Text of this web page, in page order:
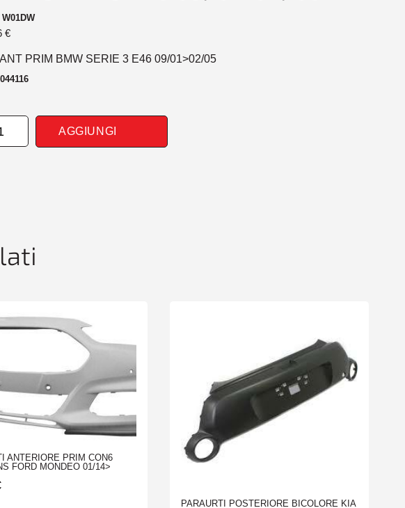
W01DW
€
PRIM BMW SERIE 3 E46 09/01>02/05
AGGIUNGI
ANTERIORE PRIM CON6
FORD MONDEO 01/14>
PARAURTI POSTERIORE BICOLORE KIA